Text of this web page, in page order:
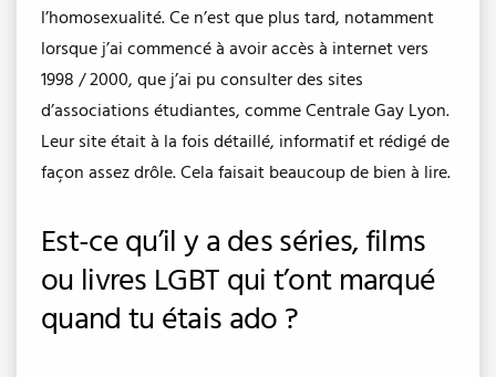
l’homosexualité. Ce n’est que plus tard, notamment
lorsque j’ai commencé à avoir accès à internet vers
1998 / 2000, que j’ai pu consulter des sites
d’associations étudiantes, comme Centrale Gay Lyon.
Leur site était à la fois détaillé, informatif et rédigé de
façon assez drôle. Cela faisait beaucoup de bien à lire.
Est-ce qu’il y a des séries, films
ou livres LGBT qui t’ont marqué
quand tu étais ado ?